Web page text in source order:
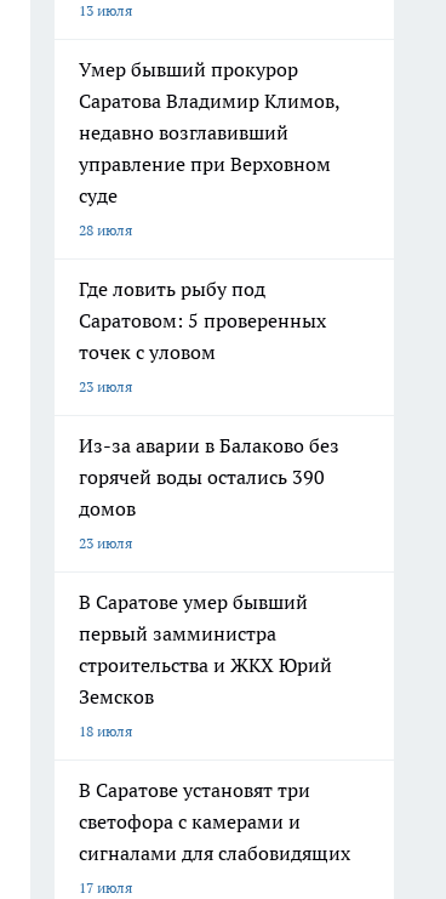
13 июля
Умер бывший прокурор
Саратова Владимир Климов,
недавно возглавивший
управление при Верховном
суде
28 июля
Где ловить рыбу под
Саратовом: 5 проверенных
точек с уловом
23 июля
Из-за аварии в Балаково без
горячей воды остались 390
домов
23 июля
В Саратове умер бывший
первый замминистра
строительства и ЖКХ Юрий
Земсков
18 июля
В Саратове установят три
светофора с камерами и
сигналами для слабовидящих
17 июля